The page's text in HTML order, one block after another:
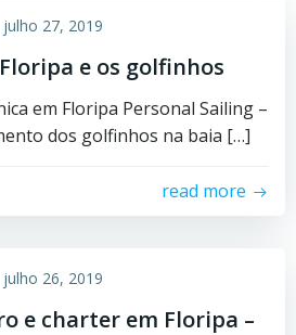
julho 27, 2019
e os golfinhos
em Floripa Personal Sailing –
dos golfinhos na baia […]
read more
julho 26, 2019
e charter em Floripa –